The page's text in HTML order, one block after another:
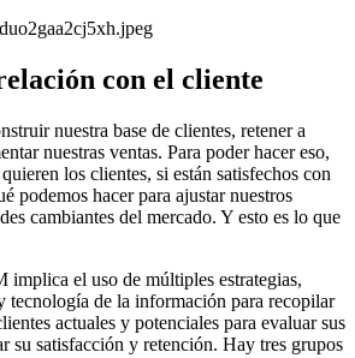
con el cliente
nuestra base de clientes, retener a
nuestras ventas. Para poder hacer eso,
los clientes, si están satisfechos con
podemos hacer para ajustar nuestros
cambiantes del mercado. Y esto es lo que
implica el uso de múltiples estrategias,
tecnología de la información para recopilar
actuales y potenciales para evaluar sus
su satisfacción y retención. Hay tres grupos